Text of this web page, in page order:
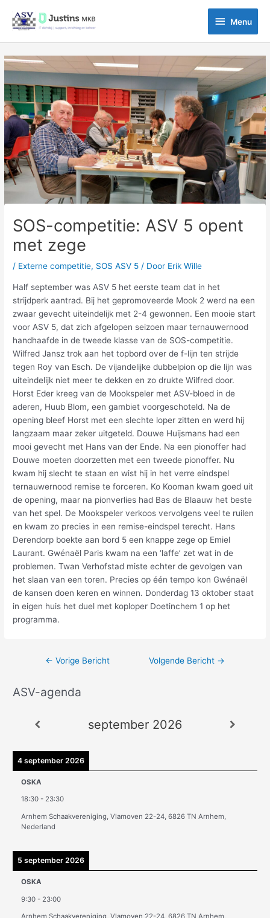
naar
inhoud
Menu
Menu
SOS-competitie: ASV 5 opent
met zege
/ Externe competitie, SOS ASV 5 / Door Erik Wille
Half september was ASV 5 het eerste team dat in het
strijdperk aantrad. Bij het gepromoveerde Mook 2 werd na een
zwaar gevecht uiteindelijk met 2-4 gewonnen. Een mooie start
voor ASV 5, dat zich afgelopen seizoen maar ternauwernood
handhaafde in de tweede klasse van de SOS-competitie.
Wilfred Jansz trok aan het topbord over de f-lijn ten strijde
tegen Roy van Esch. De vijandelijke dubbelpion op die lijn was
uiteindelijk niet meer te dekken en zo drukte Wilfred door.
Horst Eder kreeg van de Mookspeler met ASV-bloed in de
aderen, Huub Blom, een gambiet voorgeschoteld. Na de
opening bleef Horst met een slechte loper zitten en werd hij
langzaam maar zeker uitgeteld. Douwe Huijsmans had een
mooi gevecht met Hans van der Ende. Na een pionoffer had
Douwe moeten doorzetten met een tweede pionoffer. Nu
kwam hij slecht te staan en wist hij in het verre eindspel
ternauwernood remise te forceren. Ko Kooman kwam goed uit
de opening, maar na pionverlies had Bas de Blaauw het beste
van het spel. De Mookspeler verkoos vervolgens veel te ruilen
en kwam zo precies in een remise-eindspel terecht. Hans
Derendorp boekte aan bord 5 een knappe zege op Emiel
Laurant. Gwénaël Paris kwam na een ‘laffe’ zet wat in de
problemen. Twan Verhofstad miste echter de gevolgen van
het slaan van een toren. Precies op één tempo kon Gwénaël
de kansen doen keren en winnen. Donderdag 13 oktober staat
in eigen huis het duel met koploper Doetinchem 1 op het
programma.
Bericht
navigatie
← Vorige Bericht Volgende Bericht →
ASV-agenda
september 2026
4 september 2026
OSKA
18:30 - 23:30
Arnhem Schaakvereniging, Vlamoven 22-24, 6826 TN Arnhem,
Nederland
5 september 2026
OSKA
9:30 - 23:00
Arnhem Schaakvereniging, Vlamoven 22-24, 6826 TN Arnhem,
A
e